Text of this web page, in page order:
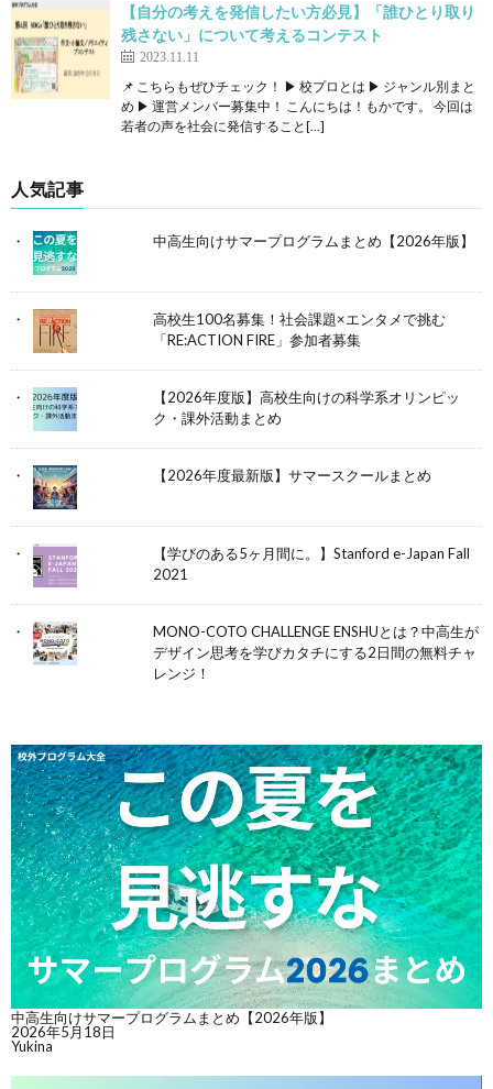
【自分の考えを発信したい方必見】「誰ひとり取り
残さない」について考えるコンテスト
2023.11.11
📌 こちらもぜひチェック！ ▶ 校プロとは ▶ ジャンル別まと
め ▶ 運営メンバー募集中！ こんにちは！もかです。 今回は
若者の声を社会に発信すること[…]
人気記事
中高生向けサマープログラムまとめ【2026年版】
高校生100名募集！社会課題×エンタメで挑む
「RE:ACTION FIRE」参加者募集
【2026年度版】高校生向けの科学系オリンピッ
ク・課外活動まとめ
【2026年度最新版】サマースクールまとめ
【学びのある5ヶ月間に。】Stanford e-Japan Fall
2021
MONO-COTO CHALLENGE ENSHUとは？中高生が
デザイン思考を学びカタチにする2日間の無料チャ
レンジ！
中高生向けサマープログラムまとめ【2026年版】
2026年5月18日
Yukina